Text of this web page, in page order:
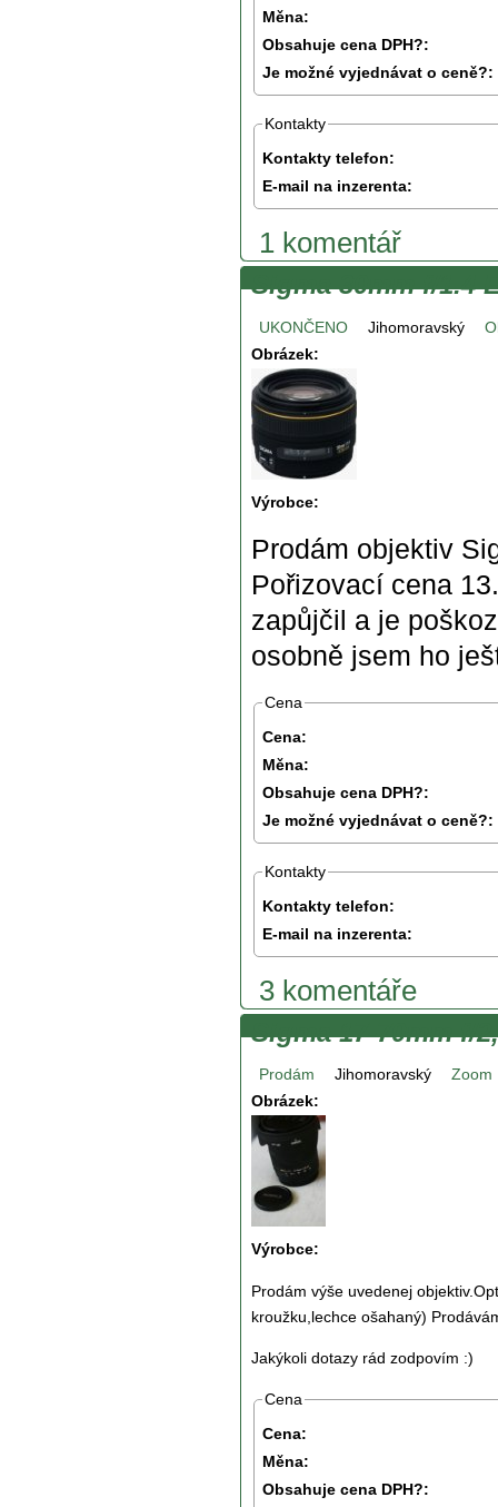
Měna:
Obsahuje cena DPH?:
Je možné vyjednávat o ceně?:
Kontakty
Kontakty telefon:
E-mail na inzerenta:
1 komentář
Sigma 30mm f/1.4
UKONČENO Jihomoravský
Obrázek:
Výrobce:
Prodám objektiv
Pořizovací cena
zapůjčil a je
osobně jsem ho
Cena
Cena:
Měna:
Obsahuje cena DPH?:
Je možné vyjednávat o ceně?:
Kontakty
Kontakty telefon:
E-mail na inzerenta:
3 komentáře
Sigma 17-70mm f/
Prodám Jihomoravský
Zoom
Obrázek:
Výrobce:
Prodám výše uvedenej
kroužku,lechce ošahaný)
Jakýkoli dotazy rád zodpovím :)
Cena
Cena:
Měna:
Obsahuje cena DPH?: